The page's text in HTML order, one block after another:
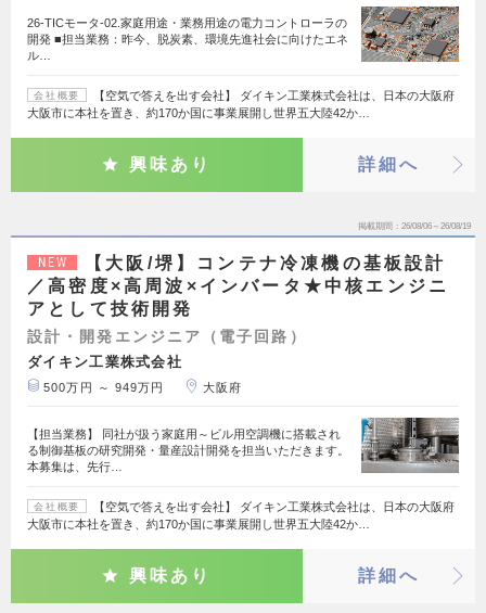
26-TICモータ-02.家庭用途・業務用途の電力コントローラの
開発 ■担当業務：昨今、脱炭素、環境先進社会に向けたエネ
ル…
会社概要
【空気で答えを出す会社】 ダイキン工業株式会社は、日本の大阪府
大阪市に本社を置き、約170か国に事業展開し世界五大陸42か…
興味あり 詳細へ
掲載期間 26/08/06～26/08/19
NEW
【大阪/堺】コンテナ冷凍機の基板設計
／高密度×高周波×インバータ★中核エンジニ
アとして技術開発
設計・開発エンジニア（電子回路）
ダイキン工業株式会社
500万円 ～ 949万円 大阪府
【担当業務】 同社が扱う家庭用～ビル用空調機に搭載され
る制御基板の研究開発・量産設計開発を担当いただきます。
本募集は、先行…
会社概要
【空気で答えを出す会社】 ダイキン工業株式会社は、日本の大阪府
大阪市に本社を置き、約170か国に事業展開し世界五大陸42か…
興味あり 詳細へ